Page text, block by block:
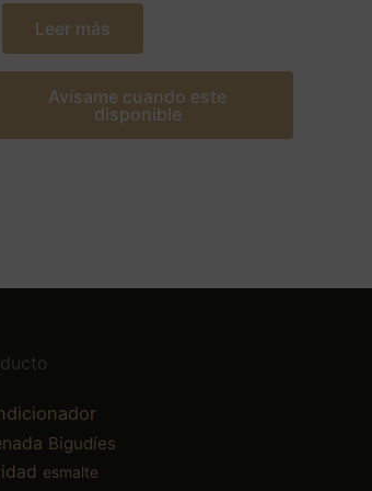
Leer más
Avísame cuando este
disponible
Bigudíes
esmalte